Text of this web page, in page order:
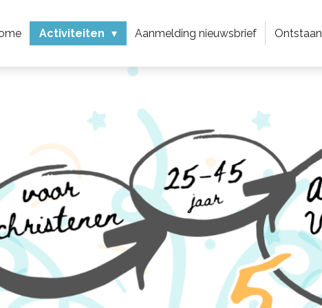
Activiteiten Aanmelding nieuwsbrief Ontstaan